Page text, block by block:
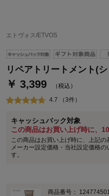
エトヴォス/ETVOS
リペアトリートメント(
￥ 3,399 （税込）
4.7 （3件）
キャッシュバック対象
この商品はお買い上げ時に、
この商品はお買い上げ時に、上記
メーカー設定価格・当社設定価格
す。
商品番号：